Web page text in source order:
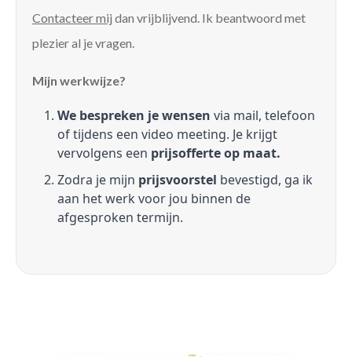
Contacteer mij dan vrijblijvend. Ik beantwoord met
plezier al je vragen.
Mijn werkwijze?
We bespreken je wensen via mail, telefoon
of tijdens een video meeting. Je krijgt
vervolgens een prijsofferte op maat.
Zodra je mijn prijsvoorstel bevestigd, ga ik
aan het werk voor jou binnen de
afgesproken termijn.